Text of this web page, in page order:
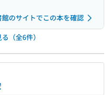
のサイトでこの本を確認
（全6件）